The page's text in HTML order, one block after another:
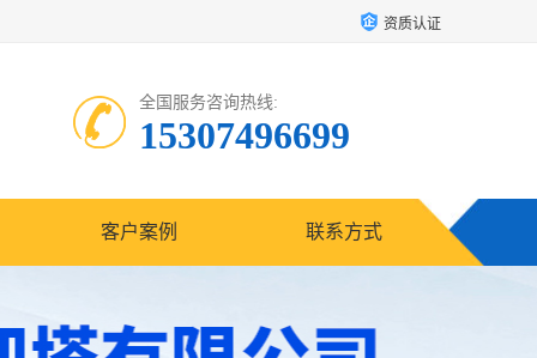
资质认证
全国服务咨询热线:
15307496699
客户案例 联系方式